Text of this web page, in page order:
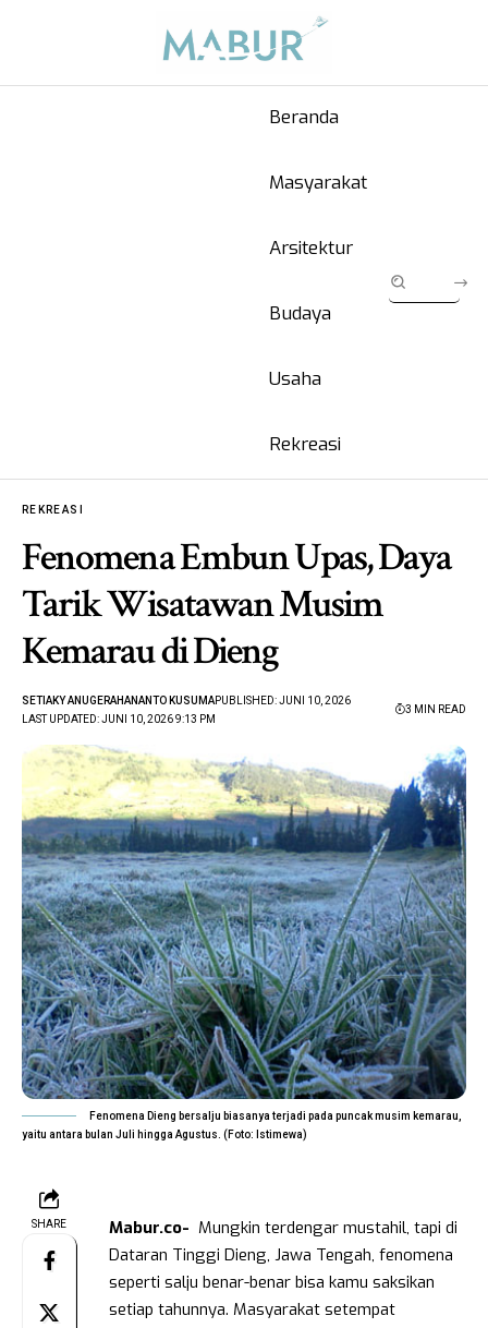
Beranda
Masyarakat
Arsitektur
Budaya
Usaha
Rekreasi
REKREASI
Fenomena Embun Upas, Daya
Tarik Wisatawan Musim
Kemarau di Dieng
LAST UPDATED: JUNI 10, 2026 9:13 PM
SETIAKY ANUGERAHANANTO KUSUMAPUBLISHED: JUNI 10, 2026
3 MIN READ
Fenomena Dieng bersalju biasanya terjadi pada puncak musim kemarau,
yaitu antara bulan Juli hingga Agustus. (Foto: Istimewa)
SHARE Mabur.co- Mungkin terdengar mustahil, tapi di
Dataran Tinggi Dieng, Jawa Tengah, fenomena
seperti salju benar-benar bisa kamu saksikan
setiap tahunnya. Masyarakat setempat